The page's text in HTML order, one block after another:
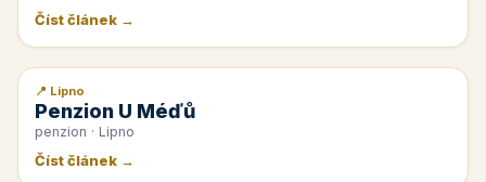
Číst článek →
📰 PR článek
📍 Lipno
Penzion U Méďů
penzion · Lipno
Číst článek →